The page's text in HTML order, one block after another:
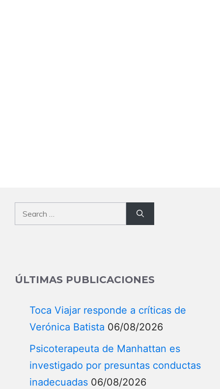
Search
for:
ÚLTIMAS PUBLICACIONES
Toca Viajar responde a críticas de
Verónica Batista 06/08/2026
Psicoterapeuta de Manhattan es
investigado por presuntas conductas
inadecuadas 06/08/2026